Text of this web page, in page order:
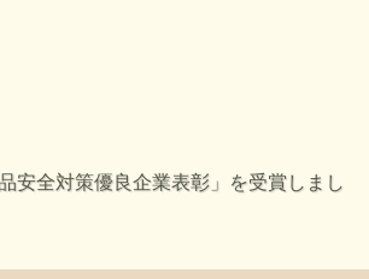
安全対策優良企業表彰」を受賞しまし